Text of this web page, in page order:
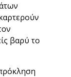
βαρύ το